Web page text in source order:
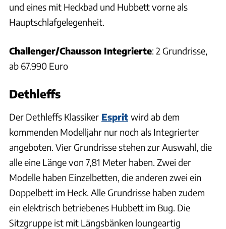
und eines mit Heckbad und Hubbett vorne als
Hauptschlafgelegenheit.
Challenger/Chausson Integrierte: 2 Grundrisse,
ab 67.990 Euro
Dethleffs
Der Dethleffs Klassiker Esprit wird ab dem
kommenden Modelljahr nur noch als Integrierter
angeboten. Vier Grundrisse stehen zur Auswahl, die
alle eine Länge von 7,81 Meter haben. Zwei der
Modelle haben Einzelbetten, die anderen zwei ein
Doppelbett im Heck. Alle Grundrisse haben zudem
ein elektrisch betriebenes Hubbett im Bug. Die
Sitzgruppe ist mit Längsbänken loungeartig